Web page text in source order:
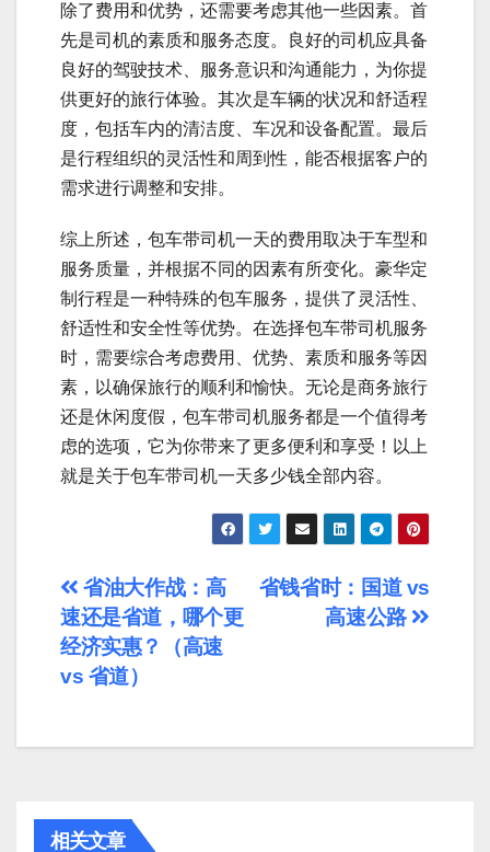
除了费用和优势，还需要考虑其他一些因素。首
先是司机的素质和服务态度。良好的司机应具备
良好的驾驶技术、服务意识和沟通能力，为你提
供更好的旅行体验。其次是车辆的状况和舒适程
度，包括车内的清洁度、车况和设备配置。最后
是行程组织的灵活性和周到性，能否根据客户的
需求进行调整和安排。
综上所述，包车带司机一天的费用取决于车型和
服务质量，并根据不同的因素有所变化。豪华定
制行程是一种特殊的包车服务，提供了灵活性、
舒适性和安全性等优势。在选择包车带司机服务
时，需要综合考虑费用、优势、素质和服务等因
素，以确保旅行的顺利和愉快。无论是商务旅行
还是休闲度假，包车带司机服务都是一个值得考
虑的选项，它为你带来了更多便利和享受！以上
就是关于包车带司机一天多少钱全部内容。
文
章
导
省钱省时：国道 vs
高速公路
省油大作战：高
速还是省道，哪个更
经济实惠？（高速
vs 省道）
相关文章